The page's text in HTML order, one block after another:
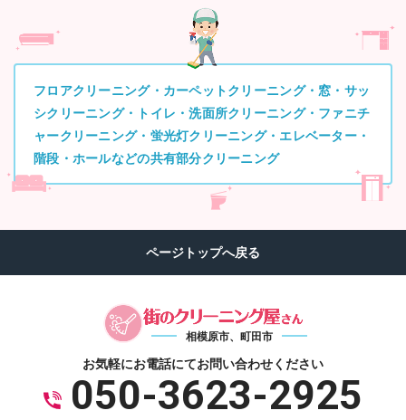
フロアクリーニング・カーペットクリーニング・窓・サッ
シクリーニング・トイレ・洗面所クリーニング・ファニチ
ャークリーニング・蛍光灯クリーニング・エレベーター・
階段・ホールなどの共有部分クリーニング
相模原市、町田市
お気軽にお電話にてお問い合わせください
050-3623-2925